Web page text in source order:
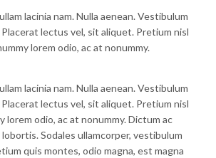
lacinia nam. Nulla aenean. Vestibulum
lectus vel, sit aliquet. Pretium nisl
lorem odio, ac at nonummy.
lacinia nam. Nulla aenean. Vestibulum
lectus vel, sit aliquet. Pretium nisl
lorem odio, ac at nonummy. Dictum ac
lobortis. Sodales ullamcorper, vestibulum
quis montes, odio magna, est magna